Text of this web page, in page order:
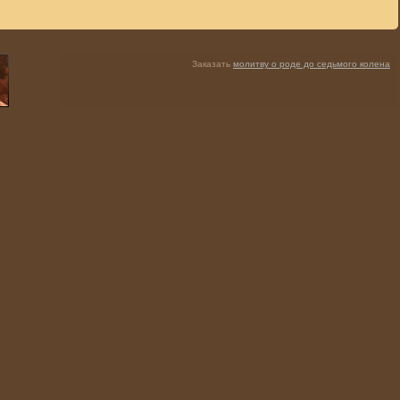
Заказать молитву о роде до седьмого колена